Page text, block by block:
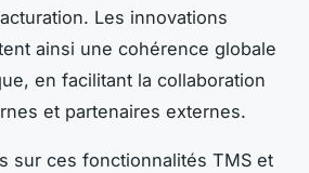
Les innovations
ainsi une cohérence globale
en facilitant la collaboration
et partenaires externes.
sur ces fonctionnalités TMS et